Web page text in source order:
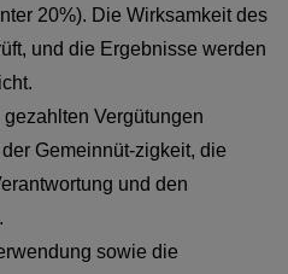
20%). Die Wirksamkeit des
und die Ergebnisse werden
Vergütungen
Gemeinnüt-zigkeit, die
und den
sowie die